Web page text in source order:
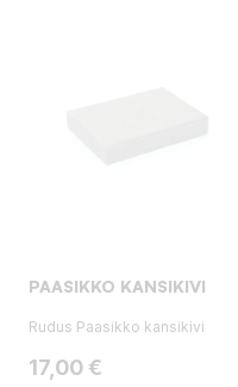
PAASIKKO KANSIKIVI
Rudus Paasikko kansikivi
Hinta
17,00 €